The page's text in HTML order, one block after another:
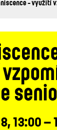
- využití
13:00 –